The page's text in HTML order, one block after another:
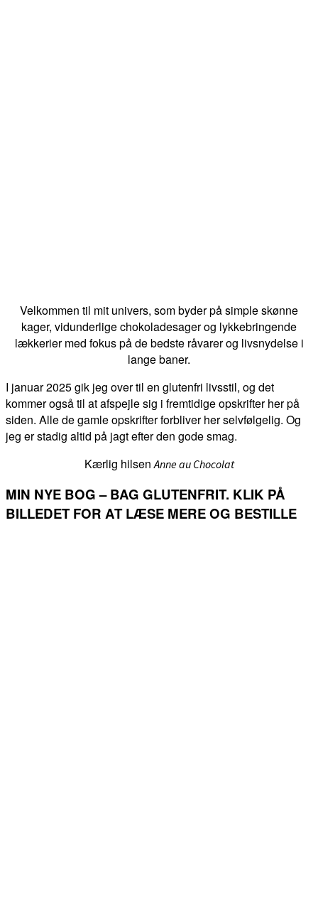
Velkommen til mit univers, som byder på simple skønne
kager, vidunderlige chokoladesager og lykkebringende
lækkerier med fokus på de bedste råvarer og livsnydelse i
lange baner.
I januar 2025 gik jeg over til en glutenfri livsstil, og det
kommer også til at afspejle sig i fremtidige opskrifter her på
siden. Alle de gamle opskrifter forbliver her selvfølgelig. Og
jeg er stadig altid på jagt efter den gode smag.
Kærlig hilsenAnne au Chocolat
MIN NYE BOG – BAG GLUTENFRIT. KLIK PÅ
BILLEDET FOR AT LÆSE MERE OG BESTILLE